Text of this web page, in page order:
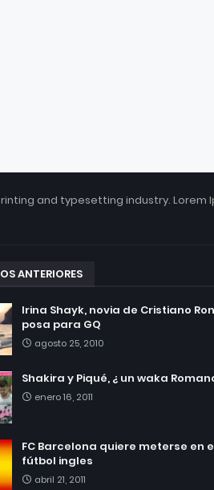
and typesetting industry. Lorem
ANTERIORES
Irina Shayk, novia de Cristiano
posa para GQ
agosto 25, 2010
Shakira y Piqué, ¿ un waka
enero 16, 2011
FC Barcelona quiere meterse en
fútbol ingles
abril 21, 2011